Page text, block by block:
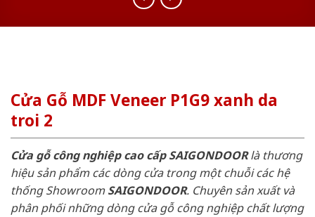
Cửa Gỗ MDF Veneer P1G9 xanh da
troi 2
Cửa gỗ công nghiệp cao cấp SAIGONDOORlà thương
hiệu sản phẩm các dòng cửa trong một chuỗi các hệ
thống ShowroomSAIGONDOOR. Chuyên sản xuất và
phân phối những dòng cửa gỗ công nghiệp chất lượng